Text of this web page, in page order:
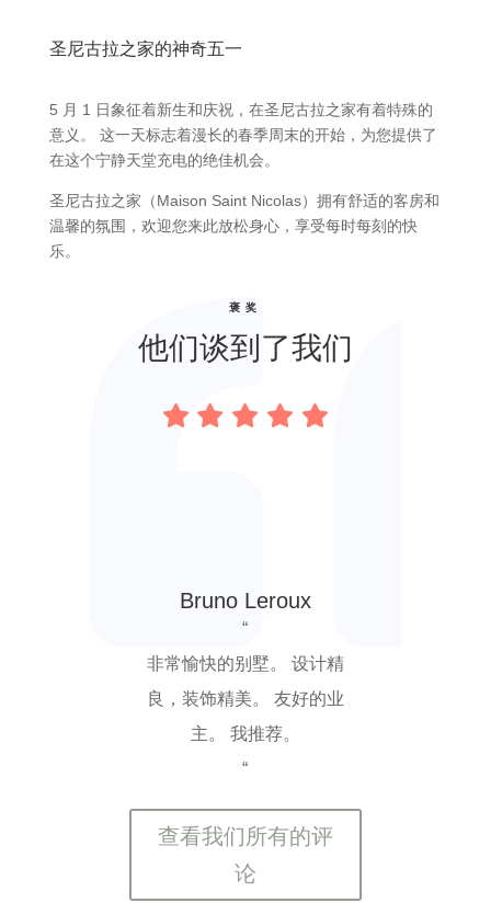
圣尼古拉之家的神奇五一
5 月 1 日象征着新生和庆祝，在圣尼古拉之家有着特殊的
意义。 这一天标志着漫长的春季周末的开始，为您提供了
在这个宁静天堂充电的绝佳机会。
圣尼古拉之家（Maison Saint Nicolas）拥有舒适的客房和
温馨的氛围，欢迎您来此放松身心，享受每时每刻的快
乐。
褒奖
他们谈到了我们
Bruno Leroux
“
非常愉快的别墅。 设计精
良，装饰精美。 友好的业
主。 我推荐。
“
查看我们所有的评
论